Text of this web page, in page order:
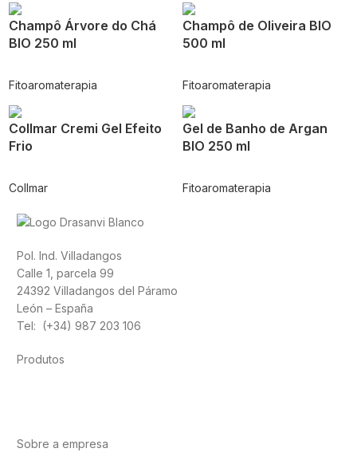
Champô Árvore do Chá
BIO 250 ml
Fitoaromaterapia
Champô de Oliveira BIO
500 ml
Fitoaromaterapia
Collmar Cremi Gel Efeito
Frio
Collmar
Gel de Banho de Argan
BIO 250 ml
Fitoaromaterapia
Pol. Ind. Villadangos
Calle 1, parcela 99
24392 Villadangos del Páramo
León – España
Tel: (+34) 987 203 106
Produtos
Sobre a empresa